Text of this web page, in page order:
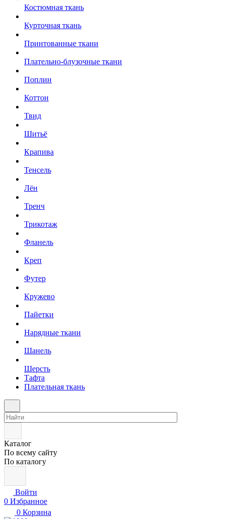
Костюмная ткань
Курточная ткань
Принтованные ткани
Плательно-блузочные ткани
Поплин
Коттон
Твид
Шитьё
Крапива
Тенсель
Лён
Тренч
Трикотаж
Фланель
Креп
Футер
Кружево
Пайетки
Нарядные ткани
Шанель
Шерсть
Тафта
Плательная ткань
Каталог
По всему сайту
По каталогу
Войти
0 Избранное
0 Корзина